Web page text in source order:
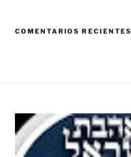
COMENTARIOS RECIENTES